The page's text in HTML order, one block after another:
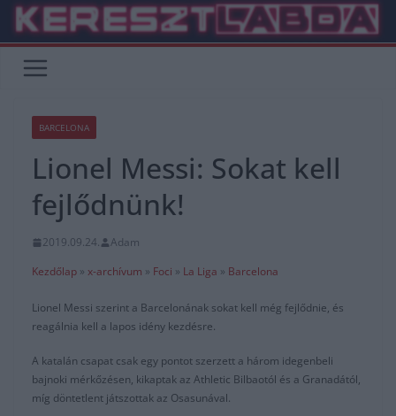
Skip
content
BARCELONA
Lionel Messi: Sokat kell
fejlődnünk!
2019.09.24.
Adam
Kezdőlap » x-archívum » Foci » La Liga » Barcelona
Lionel Messi szerint a Barcelonának sokat kell még fejlődnie, és
reagálnia kell a lapos idény kezdésre.
A katalán csapat csak egy pontot szerzett a három idegenbeli
bajnoki mérkőzésen, kikaptak az Athletic Bilbaotól és a Granadától,
míg döntetlent játszottak az Osasunával.